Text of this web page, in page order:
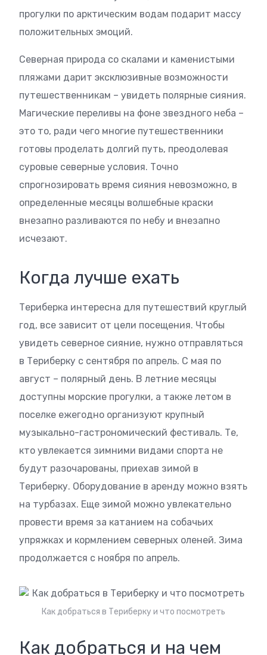
прогулки по арктическим водам подарит массу
положительных эмоций.
Северная природа со скалами и каменистыми
пляжами дарит эксклюзивные возможности
путешественникам – увидеть полярные сияния.
Магические переливы на фоне звездного неба –
это то, ради чего многие путешественники
готовы проделать долгий путь, преодолевая
суровые северные условия. Точно
спрогнозировать время сияния невозможно, в
определенные месяцы волшебные краски
внезапно разливаются по небу и внезапно
исчезают.
Когда лучше ехать
Териберка интересна для путешествий круглый
год, все зависит от цели посещения. Чтобы
увидеть северное сияние, нужно отправляться
в Териберку с сентября по апрель. С мая по
август – полярный день. В летние месяцы
доступны морские прогулки, а также летом в
поселке ежегодно организуют крупный
музыкально-гастрономический фестиваль. Те,
кто увлекается зимними видами спорта не
будут разочарованы, приехав зимой в
Териберку. Оборудование в аренду можно взять
на турбазах. Еще зимой можно увлекательно
провести время за катанием на собачьих
упряжках и кормлением северных оленей. Зима
продолжается с ноября по апрель.
Как добраться в Териберку и что посмотреть
Как добраться и на чем